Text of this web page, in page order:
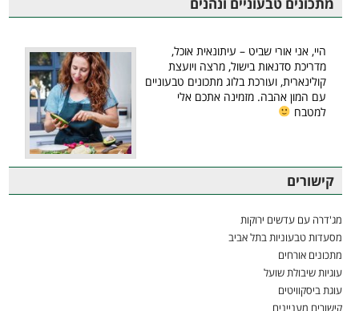
היי, אני אורי שביט – עיתונאית אוכל,
מדריכת סדנאות בישול, מרצה ויועצת
קולינארית, ועורכת בלוג מתכונים טבעוניים
עם המון אהבה. מזמינה אתכם אלי
למטבח
קישורים
מג'דרה עם עדשים ירוקות
מסעדות טבעוניות בתל אביב
מתכונים אורחים
עוגיות שיבולת שועל
עוגת ביסקוויטים
קישורים מעניינים